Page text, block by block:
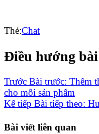
Thẻ:Chat
Điều hướng
Trước Bài trước: Thêm
cho mỗi sản phẩm
Kế tiếp Bài tiếp theo:
Bài viết liên quan